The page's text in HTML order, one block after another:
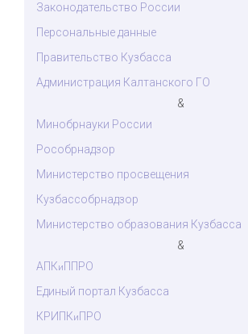
Законодательство России
Персональные данные
Правительство Кузбасса
Администрация Калтанского ГО
&
Минобрнауки России
Рособрнадзор
Министерство просвещения
Кузбассобрнадзор
Министерство образования Кузбасса
&
АПКи ППРО
Единый портал Кузбасса
КРИПКи ПРО